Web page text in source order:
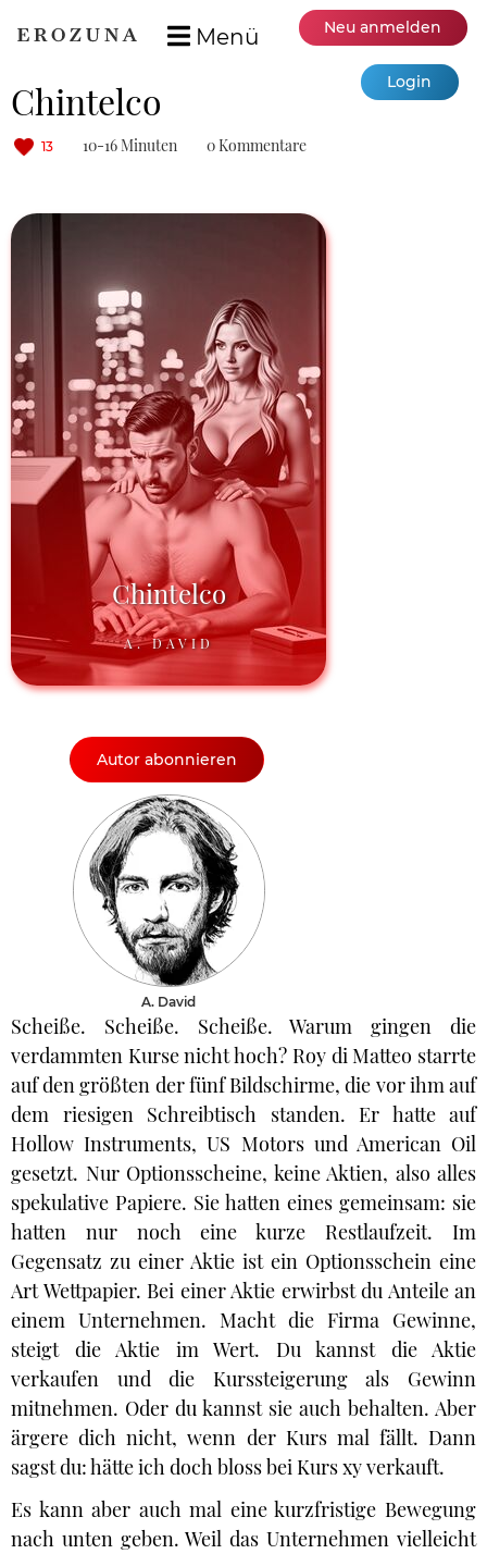
Menü Neu anmelden
Login
Chintelco
13 10-16 Minuten 0 Kommentare
Chintelco
A. DAVID
Autor abonnieren
A. David
Scheiße. Scheiße. Scheiße. Warum gingen die
verdammten Kurse nicht hoch? Roy di Matteo starrte
auf den größten der fünf Bildschirme, die vor ihm auf
dem riesigen Schreibtisch standen. Er hatte auf
Hollow Instruments, US Motors und American Oil
gesetzt. Nur Optionsscheine, keine Aktien, also alles
spekulative Papiere. Sie hatten eines gemeinsam: sie
hatten nur noch eine kurze Restlaufzeit. Im
Gegensatz zu einer Aktie ist ein Optionsschein eine
Art Wettpapier. Bei einer Aktie erwirbst du Anteile an
einem Unternehmen. Macht die Firma Gewinne,
steigt die Aktie im Wert. Du kannst die Aktie
verkaufen und die Kurssteigerung als Gewinn
mitnehmen. Oder du kannst sie auch behalten. Aber
ärgere dich nicht, wenn der Kurs mal fällt. Dann
sagst du: hätte ich doch bloss bei Kurs xy verkauft.
Es kann aber auch mal eine kurzfristige Bewegung
nach unten geben. Weil das Unternehmen vielleicht